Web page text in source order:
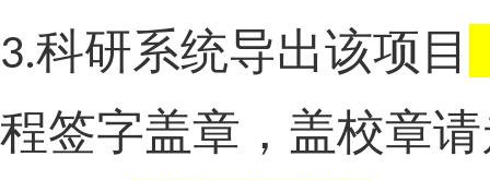
3.科研系统导出该项目
程签字盖章，盖校章